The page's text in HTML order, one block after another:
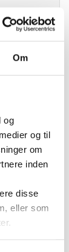
Om
og
og til
om
inden
disse
eller som
om